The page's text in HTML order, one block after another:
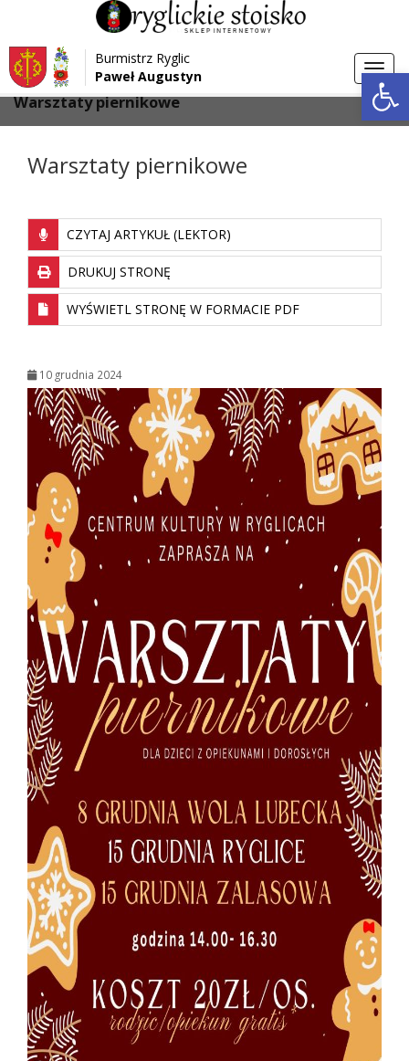
Przejdź do menu
Przejdź do głównej treści strony
Przejdź do stopki strony
Burmistrz Ryglic
Paweł Augustyn
Strona główna > Aktualności
Warsztaty piernikowe
Warsztaty piernikowe
CZYTAJ ARTYKUŁ (LEKTOR)
DRUKUJ STRONĘ
WYŚWIETL STRONĘ W FORMACIE PDF
10 grudnia 2024